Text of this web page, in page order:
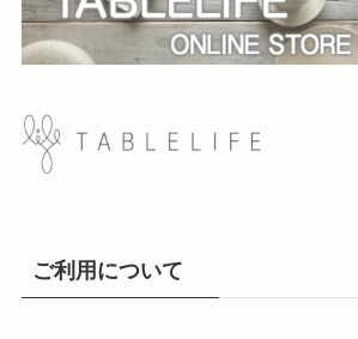
ご利用について